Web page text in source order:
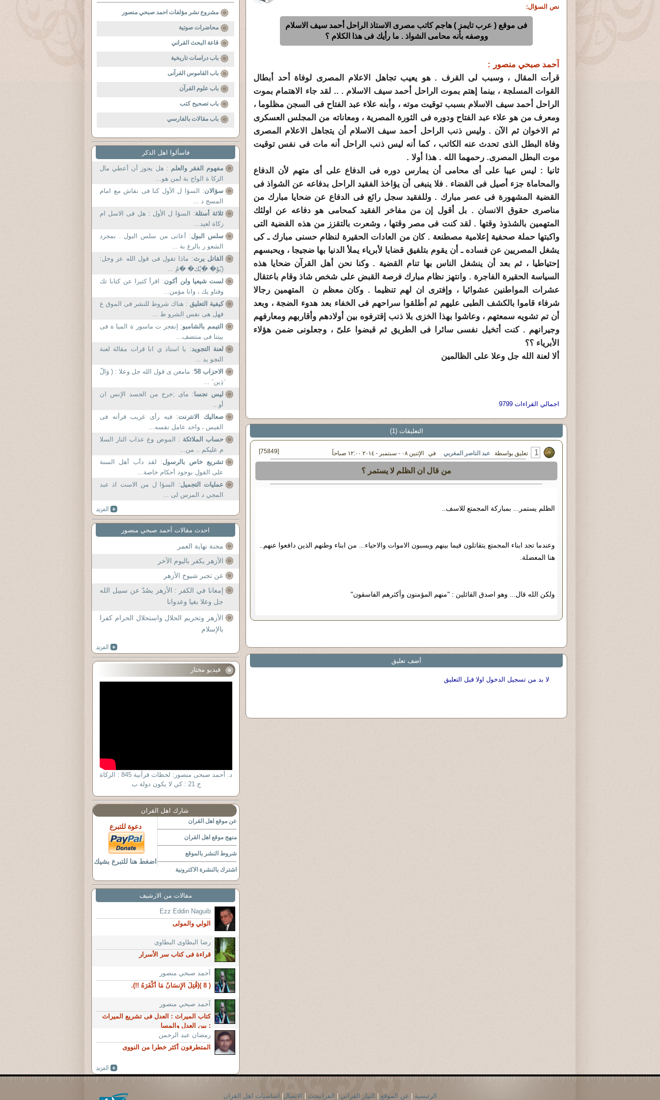
نص السؤال:
فى موقع ( عرب تايمز ) هاجم كاتب مصرى الاستاذ الراحل أحمد سيف الاسلام
ووصفه بأنه محامى الشواذ . ما رأيك فى هذا الكلام ؟
آحمد صبحي منصور :
قرأت المقال ، وسبب لى القرف . هو يعيب تجاهل الاعلام المصرى لوفاة أحد أبطال
القوات المسلجة ، بينما إهتم بموت الراحل أحمد سيف الاسلام . .. لقد جاء الاهتمام بموت
الراحل أحمد سيف الاسلام بسبب توقيت موته ، وأبنه علاء عبد الفتاح فى السجن مظلوما ،
ومعرف من هو علاء عبد الفتاح ودوره فى الثورة المصرية ، ومعاناته من المجلس العسكرى
ثم الاخوان ثم الآن . وليس ذنب الراحل أحمد سيف الاسلام أن يتجاهل الاعلام المصرى
وفاة البطل الذى تحدث عنه الكاتب ، كما أنه ليس ذنب الراحل أنه مات فى نفس توقيت
موت البطل المصرى. رحمهما الله . هذا أولا .
ثانيا : ليس عيبا على أى محامى أن يمارس دوره فى الدفاع على أى متهم لأن الدفاع
والمحاماة جزء أصيل فى القضاء . فلا ينبغى أن يؤاخذ الفقيد الراحل بدفاعه عن الشواذ فى
القضية المشهورة فى عصر مبارك . وللفقيد سجل رائع فى الدفاع عن ضحايا مبارك من
مناصرى حقوق الانسان . بل أقول إن من مفاخر الفقيد كمحامى هو دفاعه عن اولئك
المتهمين بالشذوذ وقتها . لقد كنت فى مصر وقتها ، وشعرت بالتقزز من هذه القضية التى
واكبتها حملة صحفية إعلامية مصطنعة . كان من العادات الحقيرة لنظام حسنى مبارك ـ كى
يشغل المصريين عن فساده ـ أن يقوم بتلفيق قضايا لأبرياء يملأ الدنيا بها ضجيجا ، ويحبسهم
إحتياطيا ، ثم بعد أن ينشغل الناس بها تنام القضية . وكنا نحن أهل القرآن ضحايا هذه
السياسة الحقيرة الفاجرة . وانتهز نظام مبارك فرصة القبض على شخص شاذ وقام باعتقال
عشرات المواطنين عشوائيا ، وإفترى ان لهم تنظيما . وكان معظم ن المتهمين رجالا
شرفاء قاموا بالكشف الطبى عليهم ثم أطلقوا سراحهم فى الخفاء بعد هدوء الضجة ، وبعد
أن تم تشويه سمعتهم ، وعاشوا بهذا الخزى بلا ذنب إقترفوه بين أولادهم وأقاربهم ومعارفهم
وجيرانهم . كنت أتخيل نفسى سائرا فى الطريق ثم قبضوا علىّ ، وجعلونى ضمن هؤلاء
الأبرياء ؟؟
ألا لعنة الله جل وعلا على الظالمين
اجمالي القراءات 9799
التعليقات (1)
1 تعليق بواسطة عبد الناصر المغربي في الإثنين ٠٨ - سبتمبر - ٢٠١٤ ١٢:٠٠ صباحاً [75849]
من قال ان الظلم لا يستمر ؟
الظلم يستمر... بمباركة المجمتع للاسف..
وعندما تجد ابناء المجمتع يتقاتلون فيما بينهم ويسبون الاموات والاحياء... من ابناء وطنهم الذين دافعوا عنهم..
هنا المعضلة.
ولكن الله قال... وهو اصدق القائلين : "منهم المؤمنون وأكثرهم الفاسقون"
أضف تعليق
لا بد من تسجيل الدخول اولا قبل التعليق
مشروع نشر مؤلفات احمد صبحي منصور
محاضرات صوتية
قاعة البحث القراني
باب دراسات تاريخية
باب القاموس القرآنى
باب علوم القرآن
باب تصحيح كتب
باب مقالات بالفارسي
فاسألوا اهل الذكر
مفهوم الفقر والعلم : هل يجوز أن أعطي مال
الزكا ة الواج بة لمن هو...
سؤالان: السؤا ل الأول كنا فى نقاش مع امام
المسج د ...
ثلاثة أسئلة: السؤا ل الأول : هل فى الاسل ام
زكاة لعيد...
سلس البول: أعانى من سلس البول . بمجرد
الشعو ر بالرغ بة ...
القاتل يرث: ماذا تقول فى قول الله عز وجل:
(يُوْ� �ِيْك� �مُ ...
لست شيعيا ولن أكون: اقرأ كثيرا عن كتابا تك
وفتاو يك ، وانا مؤمن...
كيفية التعليق : هناك شروط للنشر فى الموق ع
فهل هى نفس الشرو ط ...
التيمم بالشامبو: إنفجر ت ماسور ة الميا ة فى
بيتنا فى منتصف...
لعنة التجويد: يا استاذ ي انا قرات مقالة لعنة
التجو يد ...
الاحزاب 58
: مامعن ى قول الله جل وعلا : ( وَالّ
َذِين َ ...
ليس نجسا: مای ;خرج من الجسد الإنس ان
أو...
صعاليك الانترنت: فيه رأى غريب قرأته فى
الفيس ، واحد عامل نفسه...
حساب الملائكة : الموض وع عذاب النار السلا
م عليكم .. من...
تشريع خاص بالرسول: لقد دأب أهل السنة
على القول بوجود أحكام خاصة...
عمليات التجميل: السؤا ل من الاست اذ عبد
المجي د المرس لى ...
احدث مقالات آحمد صبحي منصور
محنة نهاية العمر
الأزهر يكفر باليوم الآخر
عن تجبر شيوخ الأزهر
إمعانا في الكفر : الأزهر يصُدّ عن سبيل الله
جل وعلا بغيا وعدوانا
الأزهر وتحريم الحلال واستحلال الحرام كفرا
بالإسلام
فيديو مختار
د. أحمد صبحى منصور: لحظات قرآنية 845 : الزكاة
ج 21 : كي لا يكون دولة ب
شارك اهل القران
عن موقع اهل القران
منهج موقع اهل القران
شروط النشر بالموقع
اشترك بالنشرة الاكترونية
دعوة للتبرع
اضغط هنا للتبرع بشيك
مقالات من الارشيف
Ezz Eddin Naguib
الولي والمولى
رضا البطاوى البطاوى
قراءة فى كتاب سر الأسرار
آحمد صبحي منصور
( 8 )(قُتِلَ الإِنسَانُ مَا أَكْفَرَهُ !!).
آحمد صبحي منصور
كتاب الميراث : العدل فى تشريع الميراث
: بين العدل والمسا
رمضان عبد الرحمن
المتطرفون أكثر خطرا من النووى
الرئيسية عن الموقع التيار القراني القرانبحث الاتصال اساسيات اهل القران